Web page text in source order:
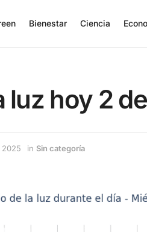
Bienestar Ciencia
luz hoy 2
in Sin categoría